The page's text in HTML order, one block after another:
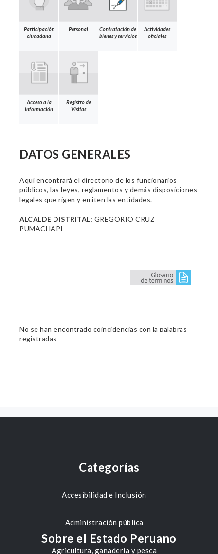
Participación
ciudadana
Personal
Contratación de
bienes y servicios
Actividades
oficiales
Acceso a la
información
Registro de
Visitas
DATOS GENERALES
Aquí encontrará el directorio de los funcionarios
públicos, las leyes, reglamentos y demás disposiciones
legales que rigen y emiten las entidades.
ALCALDE DISTRITAL: GREGORIO CRUZ
PUMACHAPI
No se han encontrado coincidencias con la palabras
registradas
Categorías
Accesibilidad e Inclusión
Administración pública
Agricultura, ganadería y pesca
Sobre el Estado Peruano